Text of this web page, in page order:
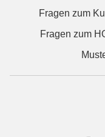
Fragen zum
Fragen zum